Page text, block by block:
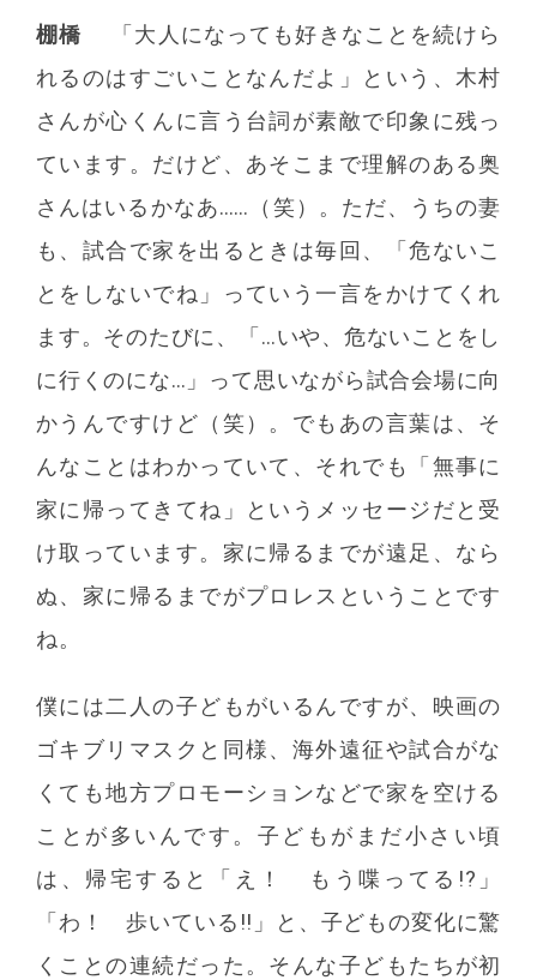
棚橋
「大人になっても好きなことを続けら
れるのはすごいことなんだよ」という、木村
さんが心くんに言う台詞が素敵で印象に残っ
ています。だけど、あそこまで理解のある奥
さんはいるかなあ……（笑）。ただ、うちの妻
も、試合で家を出るときは毎回、「危ないこ
とをしないでね」っていう一言をかけてくれ
ます。そのたびに、「…いや、危ないことをし
に行くのにな…」って思いながら試合会場に向
かうんですけど（笑）。でもあの言葉は、そ
んなことはわかっていて、それでも「無事に
家に帰ってきてね」というメッセージだと受
け取っています。家に帰るまでが遠足、なら
ぬ、家に帰るまでがプロレスということです
ね。
僕には二人の子どもがいるんですが、映画の
ゴキブリマスクと同様、海外遠征や試合がな
くても地方プロモーションなどで家を空ける
ことが多いんです。子どもがまだ小さい頃
は、帰宅すると「え！ もう喋ってる!?」
「わ！ 歩いている!!」と、子どもの変化に驚
くことの連続だった。そんな子どもたちが初